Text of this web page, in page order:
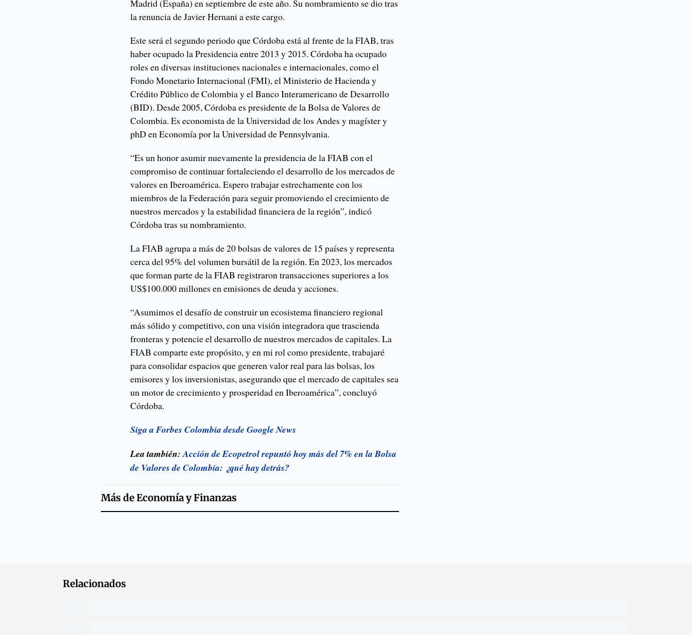
Madrid (España) en septiembre de este año. Su nombramiento se dio tras
la renuncia de Javier Hernani a este cargo.
Este será el segundo periodo que Córdoba está al frente de la FIAB, tras
haber ocupado la Presidencia entre 2013 y 2015. Córdoba ha ocupado
roles en diversas instituciones nacionales e internacionales, como el
Fondo Monetario Internacional (FMI), el Ministerio de Hacienda y
Crédito Público de Colombia y el Banco Interamericano de Desarrollo
(BID). Desde 2005, Córdoba es presidente de la Bolsa de Valores de
Colombia. Es economista de la Universidad de los Andes y magíster y
phD en Economía por la Universidad de Pennsylvania.
“Es un honor asumir nuevamente la presidencia de la FIAB con el
compromiso de continuar fortaleciendo el desarrollo de los mercados de
valores en Iberoamérica. Espero trabajar estrechamente con los
miembros de la Federación para seguir promoviendo el crecimiento de
nuestros mercados y la estabilidad financiera de la región”, indicó
Córdoba tras su nombramiento.
La FIAB agrupa a más de 20 bolsas de valores de 15 países y representa
cerca del 95% del volumen bursátil de la región. En 2023, los mercados
que forman parte de la FIAB registraron transacciones superiores a los
US$100.000 millones en emisiones de deuda y acciones.
“Asumimos el desafío de construir un ecosistema financiero regional
más sólido y competitivo, con una visión integradora que trascienda
fronteras y potencie el desarrollo de nuestros mercados de capitales. La
FIAB comparte este propósito, y en mi rol como presidente, trabajaré
para consolidar espacios que generen valor real para las bolsas, los
emisores y los inversionistas, asegurando que el mercado de capitales sea
un motor de crecimiento y prosperidad en Iberoamérica”, concluyó
Córdoba.
Siga a Forbes Colombia desde Google News
Lea también:Acción de Ecopetrol repuntó hoy más del 7% en la Bolsa
de Valores de Colombia: ¿qué hay detrás?
Más deEconomía y Finanzas
Relacionados